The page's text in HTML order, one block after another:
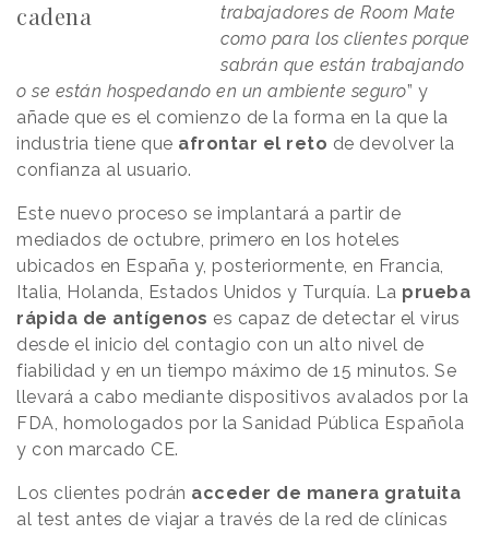
cadena
trabajadores de Room Mate
como para los clientes porque
sabrán que están trabajando
o se están hospedando en un ambiente seguro” y
añade que es el comienzo de la forma en la que la
industria tiene que afrontar el reto de devolver la
confianza al usuario.
Este nuevo proceso se implantará a partir de
mediados de octubre, primero en los hoteles
ubicados en España y, posteriormente, en Francia,
Italia, Holanda, Estados Unidos y Turquía. La prueba
rápida de antígenos es capaz de detectar el virus
desde el inicio del contagio con un alto nivel de
fiabilidad y en un tiempo máximo de 15 minutos. Se
llevará a cabo mediante dispositivos avalados por la
FDA, homologados por la Sanidad Pública Española
y con marcado CE.
Los clientes podrán acceder de manera gratuita
al test antes de viajar a través de la red de clínicas